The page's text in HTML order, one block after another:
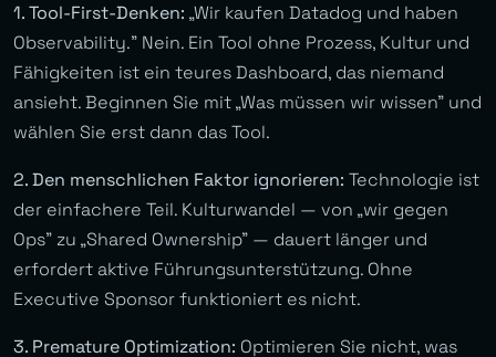
1. Tool-First-Denken: „Wir kaufen Datadog und haben
Observability.” Nein. Ein Tool ohne Prozess, Kultur und
Fähigkeiten ist ein teures Dashboard, das niemand
ansieht. Beginnen Sie mit „Was müssen wir wissen” und
wählen Sie erst dann das Tool.
2. Den menschlichen Faktor ignorieren: Technologie ist
der einfachere Teil. Kulturwandel — von „wir gegen
Ops” zu „Shared Ownership” — dauert länger und
erfordert aktive Führungsunterstützung. Ohne
Executive Sponsor funktioniert es nicht.
3. Premature Optimization: Optimieren Sie nicht, was